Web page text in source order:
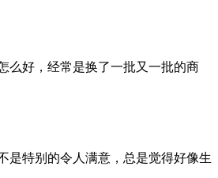
么好，经常是换了一批又一批的商
是特别的令人满意，总是觉得好像生